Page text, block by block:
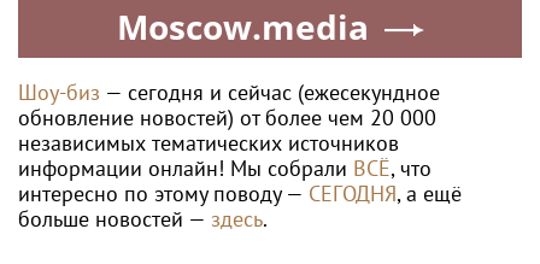
Moscow.media
Шоу-биз — сегодня и сейчас (ежесекундное
обновление новостей) от более чем 20 000
независимых тематических источников
информации онлайн! Мы собрали ВСЁ, что
интересно по этому поводу — СЕГОДНЯ, а ещё
больше новостей — здесь.